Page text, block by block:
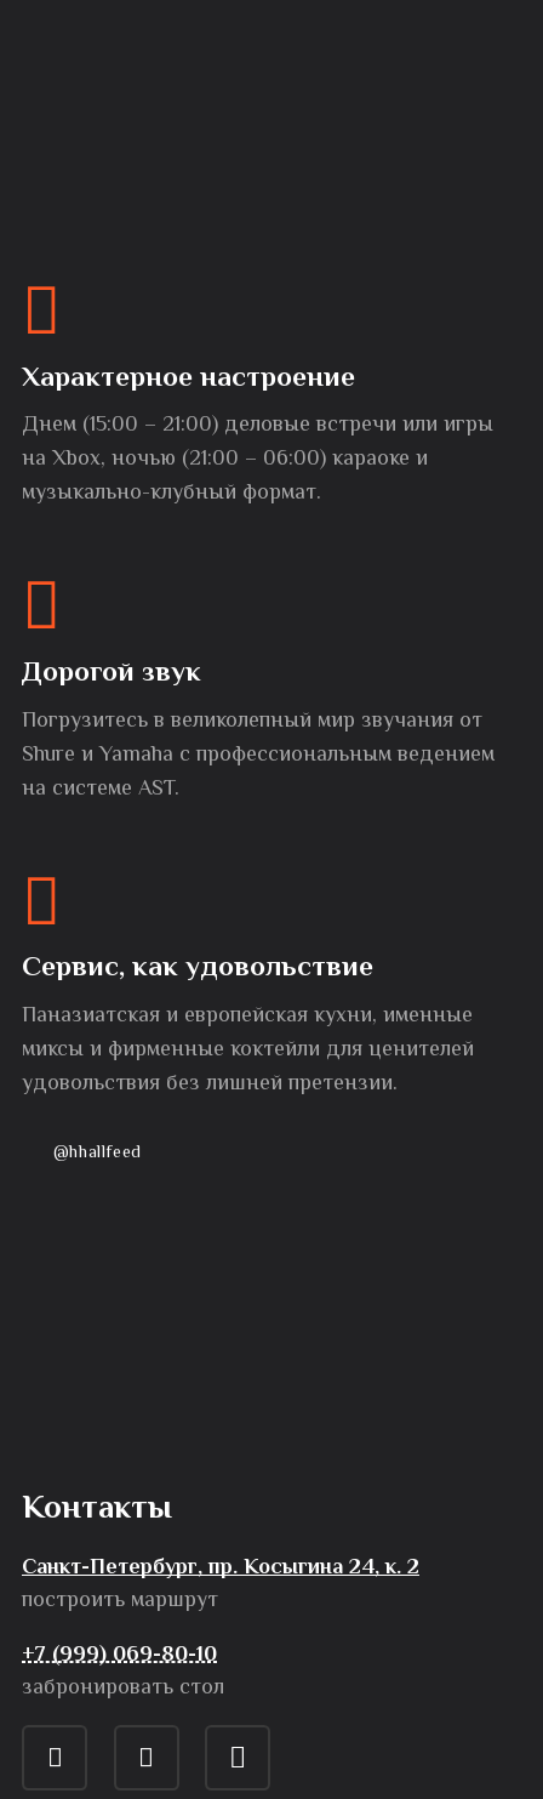
Характерное настроение
Днем (15:00 – 21:00) деловые встречи или игры
на Xbox, ночью (21:00 – 06:00) караоке и
музыкально-клубный формат.
Дорогой звук
Погрузитесь в великолепный мир звучания от
Shure и Yamaha с профессиональным ведением
на системе AST.
Сервис, как удовольствие
Паназиатская и европейская кухни, именные
миксы и фирменные коктейли для ценителей
удовольствия без лишней претензии.
@hhallfeed
Контакты
Санкт-Петербург, пр. Косыгина 24, к. 2
построить маршрут
+7 (999) 069-80-10
забронировать стол